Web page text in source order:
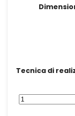
Tecnica di
Juta
Lady